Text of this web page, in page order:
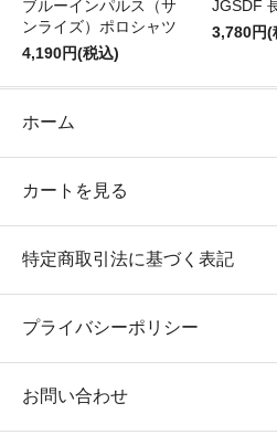
ブルーインパルス（サ
ンライズ）ポロシャツ
4,190円(税込)
JGSDF
3,780円(
ホーム
カートを見る
特定商取引法に基づく表記
プライバシーポリシー
お問い合わせ